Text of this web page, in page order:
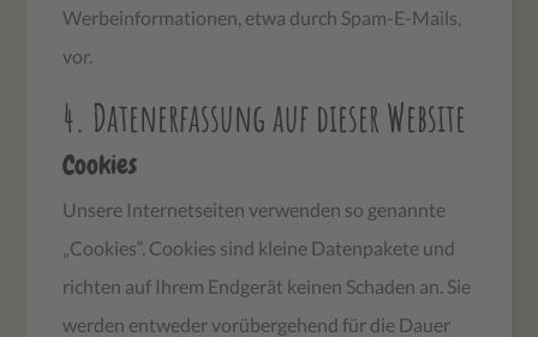
Werbeinformationen, etwa durch Spam-E-Mails,
vor.
4. Datenerfassung auf dieser Website
Cookies
Unsere Internetseiten verwenden so genannte
„Cookies“. Cookies sind kleine Datenpakete und
richten auf Ihrem Endgerät keinen Schaden an. Sie
werden entweder vorübergehend für die Dauer